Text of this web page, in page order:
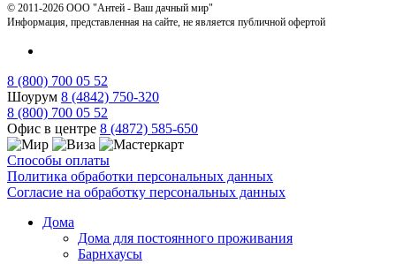
© 2011-2026 ООО "Антей - Ваш дачный мир"
Информация, представленная на сайте, не является публичной офертой
8 (800) 700 05 52
Шоурум 8 (4842) 750-320
8 (800) 700 05 52
Офис в центре 8 (4872) 585-650
Способы оплаты
Политика обработки персональных данных
Согласие на обработку персональных данных
Дома
Дома для постоянного проживания
Барнхаусы